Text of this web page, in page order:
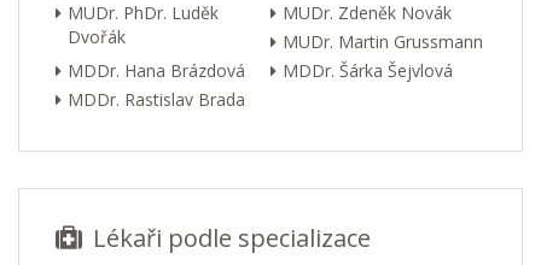
MUDr. PhDr. Luděk
Dvořák
MUDr. Zdeněk Novák
MUDr. Martin Grussmann
MDDr. Hana Brázdová
MDDr. Šárka Šejvlová
MDDr. Rastislav Brada
Lékaři podle specializace